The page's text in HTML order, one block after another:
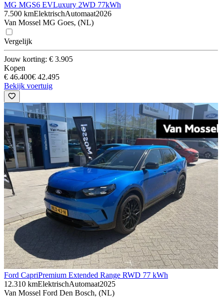
MG MGS6 EVLuxury 2WD 77kWh
7.500 kmElektrischAutomaat2026
Van Mossel MG Goes, (NL)
Vergelijk
Jouw korting: € 3.905
Kopen
€ 46.400€ 42.495
Bekijk voertuig
Ford CapriPremium Extended Range RWD 77 kWh
12.310 kmElektrischAutomaat2025
Van Mossel Ford Den Bosch, (NL)